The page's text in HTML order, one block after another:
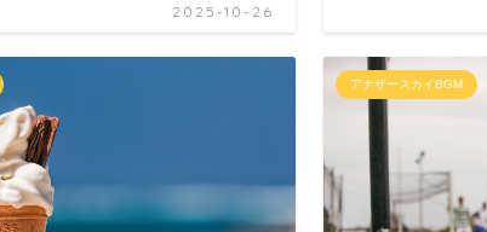
2025-10-26
アナザースカイBGM